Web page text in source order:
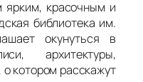
ярким, красочным и
библиотека им.
окунуться в
архитектуры,
котором расскажут